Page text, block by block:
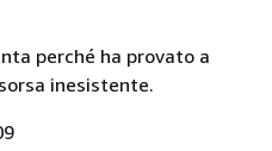
perché ha provato a
inesistente.